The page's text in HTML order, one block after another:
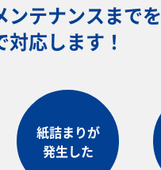
ンテナンスまでを
応します！
紙詰まりが
発生した